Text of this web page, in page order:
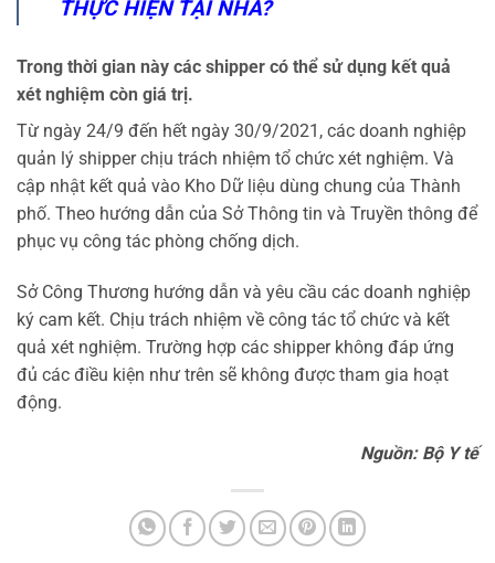
THỰC HIỆN TẠI NHÀ?
Trong thời gian này các shipper có thể sử dụng kết quả
xét nghiệm còn giá trị.
Từ ngày 24/9 đến hết ngày 30/9/2021, các doanh nghiệp
quản lý shipper chịu trách nhiệm tổ chức xét nghiệm. Và
cập nhật kết quả vào Kho Dữ liệu dùng chung của Thành
phố. Theo hướng dẫn của Sở Thông tin và Truyền thông để
phục vụ công tác phòng chống dịch.
Sở Công Thương hướng dẫn và yêu cầu các doanh nghiệp
ký cam kết. Chịu trách nhiệm về công tác tổ chức và kết
quả xét nghiệm. Trường hợp các shipper không đáp ứng
đủ các điều kiện như trên sẽ không được tham gia hoạt
động.
Nguồn: Bộ Y tế